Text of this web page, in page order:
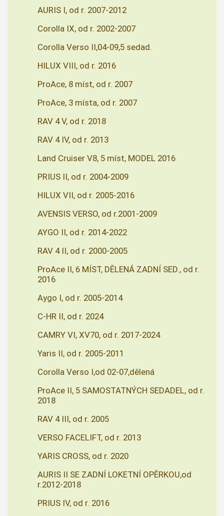
AURIS I, od r. 2007-2012
Corolla IX, od r. 2002-2007
Corolla Verso II,04-09,5 sedad.
HILUX VIII, od r. 2016
ProAce, 8 míst, od r. 2007
ProAce, 3 místa, od r. 2007
RAV 4 V, od r. 2018
RAV 4 IV, od r. 2013
Land Cruiser V8, 5 míst, MODEL 2016
PRIUS II, od r. 2004-2009
HILUX VII, od r. 2005-2016
AVENSIS VERSO, od r.2001-2009
AYGO II, od r. 2014-2022
RAV 4 II, od r. 2000-2005
ProAce II, 6 MÍST, DĚLENÁ ZADNÍ SED., od r.
2016
Aygo I, od r. 2005-2014
C-HR II, od r. 2024
CAMRY VI, XV70, od r. 2017-2024
Yaris II, od r. 2005-2011
Corolla Verso I,od 02-07,dělená
ProAce II, 5 SAMOSTATNÝCH SEDADEL, od r.
2018
RAV 4 III, od r. 2005
VERSO FACELIFT, od r. 2013
YARIS CROSS, od r. 2020
AURIS II SE ZADNÍ LOKETNÍ OPĚRKOU,od
r.2012-2018
PRIUS IV, od r. 2016